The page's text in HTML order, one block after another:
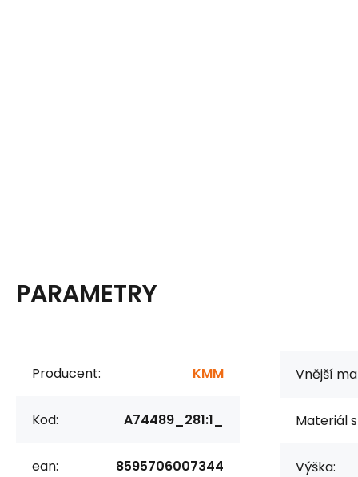
PARAMETRY
Producent: KMM
Kod: A74489_281:1_
ean: 8595706007344
Vnější
Materiál
Výška: